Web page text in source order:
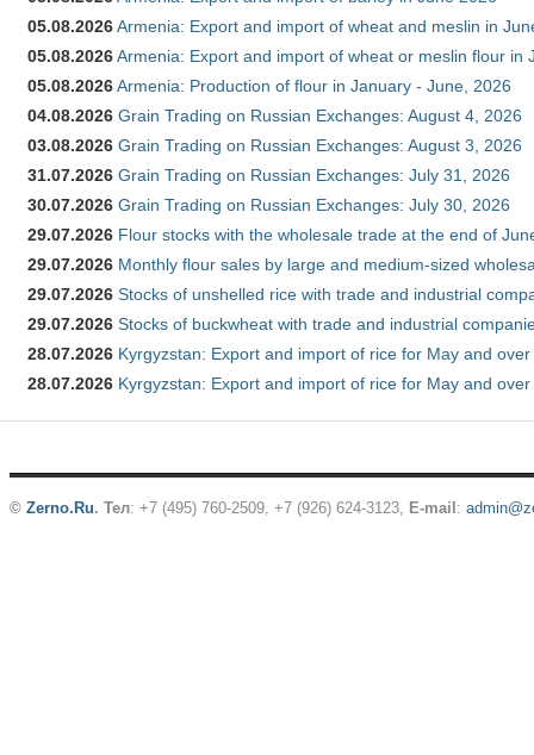
05.08.2026Armenia: Export and import of wheat and meslin in
05.08.2026Armenia: Export and import of wheat or meslin flour in
05.08.2026Armenia: Production of flour in January - June, 2026
04.08.2026 Grain Trading on Russian Exchanges: August 4, 2026
03.08.2026 Grain Trading on Russian Exchanges: August 3, 2026
31.07.2026 Grain Trading on Russian Exchanges: July 31, 2026
30.07.2026 Grain Trading on Russian Exchanges: July 30, 2026
29.07.2026 Flour stocks with the wholesale trade at the end of
29.07.2026 Monthly flour sales by large and medium-sized
29.07.2026 Stocks of unshelled rice with trade and industrial
29.07.2026 Stocks of buckwheat with trade and industrial
28.07.2026 Kyrgyzstan: Export and import of rice for May and
28.07.2026 Kyrgyzstan: Export and import of rice for May and
© Zerno.Ru. Тел: +7 (495) 760-2509, +7 (926) 624-3123, E-mail :